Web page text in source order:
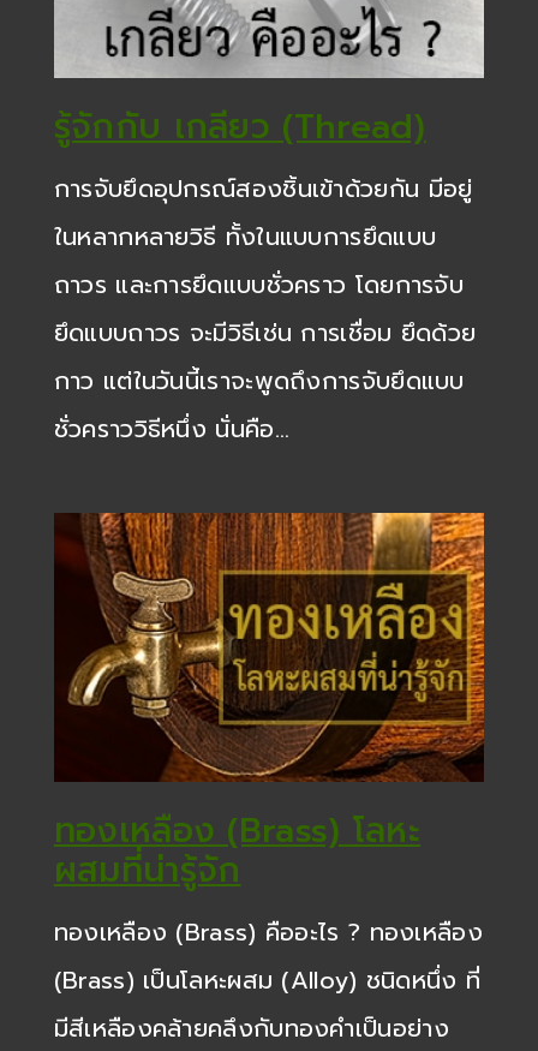
รู้จักกับ เกลียว (Thread)
การจับยึดอุปกรณ์สองชิ้นเข้าด้วยกัน มีอยู่
ในหลากหลายวิธี ทั้งในแบบการยึดแบบ
ถาวร และการยึดแบบชั่วคราว โดยการจับ
ยึดแบบถาวร จะมีวิธีเช่น การเชื่อม ยึดด้วย
กาว แต่ในวันนี้เราจะพูดถึงการจับยึดแบบ
ชั่วคราววิธีหนึ่ง นั่นคือ…
ทองเหลือง (Brass) โลหะ
ผสมที่น่ารู้จัก
ทองเหลือง (Brass) คืออะไร ? ทองเหลือง
(Brass) เป็นโลหะผสม (Alloy) ชนิดหนึ่ง ที่
มีสีเหลืองคล้ายคลึงกับทองคำเป็นอย่าง